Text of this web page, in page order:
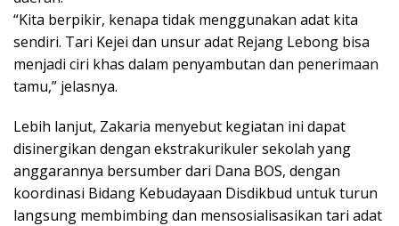
“Kita berpikir, kenapa tidak menggunakan adat kita
sendiri. Tari Kejei dan unsur adat Rejang Lebong bisa
menjadi ciri khas dalam penyambutan dan penerimaan
tamu,” jelasnya.
Lebih lanjut, Zakaria menyebut kegiatan ini dapat
disinergikan dengan ekstrakurikuler sekolah yang
anggarannya bersumber dari Dana BOS, dengan
koordinasi Bidang Kebudayaan Disdikbud untuk turun
langsung membimbing dan mensosialisasikan tari adat